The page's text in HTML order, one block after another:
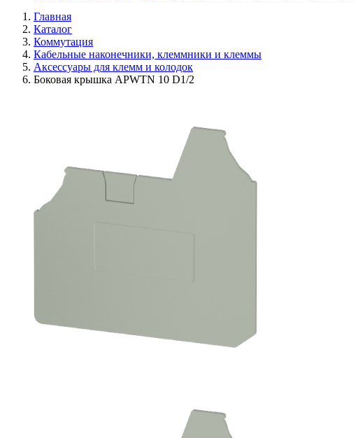
Главная
Каталог
Коммутация
Кабельные наконечники, клеммники и клеммы
Аксессуары для клемм и колодок
Боковая крышка APWTN 10 D1/2